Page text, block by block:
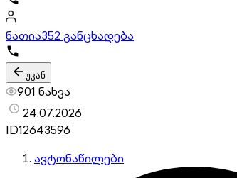
ნათია352 განცხადება
უკან
901 ნახვა
24.07.2026
ID12643596
ავტონაწილები